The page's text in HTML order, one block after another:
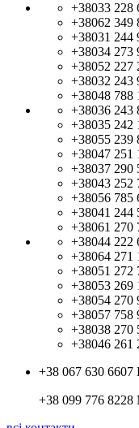
+38033 228
+38062 349
+38031 244
+38034 273
+38052 227
+38032 243
+38048 788
+38036 243
+38035 242
+38055 239
+38047 251
+38037 290
+38043 252
+38056 785
+38041 244
+38061 270
+38044 222
+38064 271
+38051 272
+38053 269
+38054 270
+38057 758
+38038 270
+38046 261
+38 067 630 6607
+38 099 776 8228